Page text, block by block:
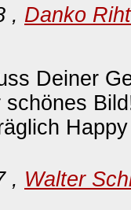
, Danko
Deiner
schönes
, Walter